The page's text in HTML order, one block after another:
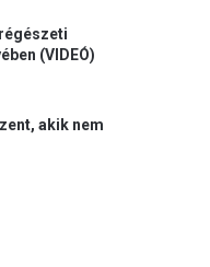
(VIDEÓ)
akik nem